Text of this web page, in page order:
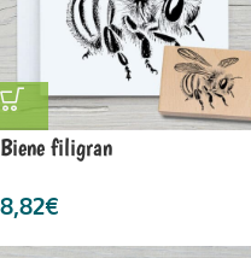
Biene filigran
8,82€